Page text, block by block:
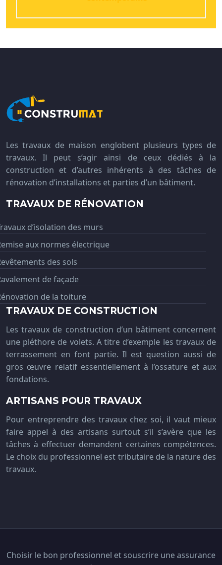
Les travaux de maison englobent plusieurs types de
travaux. Il peut s’agir ainsi de ceux dédiés à la
construction et d’autres inhérents à des tâches de
rénovation d’installations et parties d’un bâtiment.
TRAVAUX DE RÉNOVATION
d’isolation des murs
aux normes électrique
des sols
de façade
de la toiture
TRAVAUX DE CONSTRUCTION
Les travaux de construction d’un bâtiment concernent
une pléthore de volets. A titre d’exemple les travaux de
terrassement en font partie. Il est question aussi de
gros œuvre relatif essentiellement à l’ossature et aux
fondations.
ARTISANS POUR TRAVAUX
Pour entreprendre des travaux chez soi, il vaut mieux
faire appel à des artisans surtout s’il s’avère que les
tâches à effectuer demandent certaines compétences.
Le choix du professionnel est tributaire de la nature des
travaux.
Choisir le bon professionnel et souscrire une assurance